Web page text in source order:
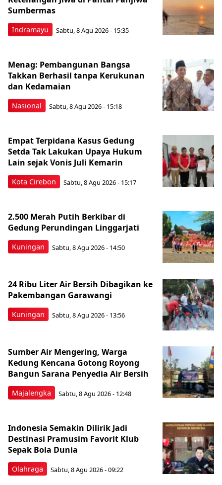
Indramayu
Sumbermas
Sabtu, 8 Agu 2026 - 15:35
Nasional
Menag: Pembangunan Bangsa
Takkan Berhasil tanpa Kerukunan
dan Kedamaian
Sabtu, 8 Agu 2026 - 15:18
Kota Cirebon
Empat Terpidana Kasus Gedung
Setda Tak Lakukan Upaya Hukum
Lain sejak Vonis Juli Kemarin
Sabtu, 8 Agu 2026 - 15:17
Kuningan
2.500 Merah Putih Berkibar di
Gedung Perundingan Linggarjati
Sabtu, 8 Agu 2026 - 14:50
Kuningan
24 Ribu Liter Air Bersih Dibagikan ke
Pakembangan Garawangi
Sabtu, 8 Agu 2026 - 13:56
Majalengka
Sumber Air Mengering, Warga
Kedung Kencana Gotong Royong
Bangun Sarana Penyedia Air Bersih
Sabtu, 8 Agu 2026 - 12:48
Olahraga
Indonesia Semakin Dilirik Jadi
Destinasi Pramusim Favorit Klub
Sepak Bola Dunia
Sabtu, 8 Agu 2026 - 09:22